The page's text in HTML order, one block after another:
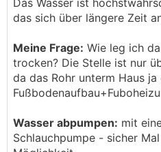
Das Wasser ist
das sich über längere Zeit
Meine Frage: Wie leg ich
trocken? Die Stelle ist nur
da das Rohr unterm Haus
Wasser abpumpen: mit
Schlauchpumpe - sicher